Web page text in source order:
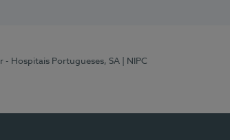
- Hospitais Portugueses, SA
| NIPC